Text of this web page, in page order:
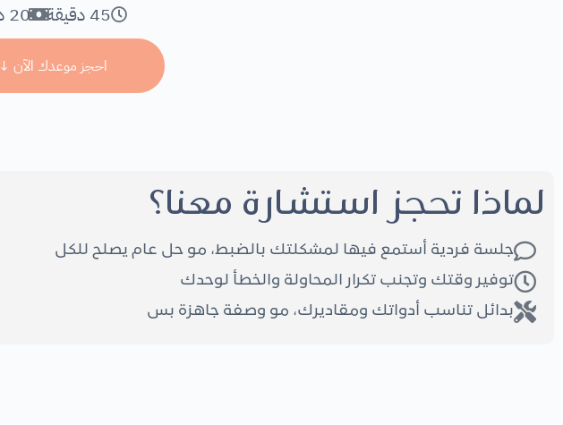
45 دقيقة 20 د.ك
احجز موعدك الآن ↓
لماذا تحجز استشارة معنا؟
جلسة فردية أستمع فيها لمشكلتك بالضبط، مو حل عام يصلح للكل
توفير وقتك وتجنب تكرار المحاولة والخطأ لوحدك
بدائل تناسب أدواتك ومقاديرك، مو وصفة جاهزة بس